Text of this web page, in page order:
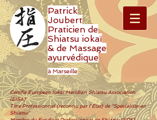
Patrick
Joubert
Praticien de
Shiatsu iokaï
& de Massage
ayurvédique
à Marseille
Certifié European Iokaï Meridian Shiatsu Association
(EISA)
Titre Professionnel (reconnu par l'Etat) de "Spécialiste en
Shiatsu"